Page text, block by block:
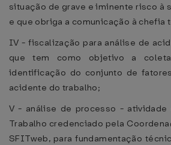
situação de grave e iminente risco à
e que obriga a comunicação à chefia
IV - fiscalização para análise de
que tem como objetivo a
identificação do conjunto de
acidente do trabalho;
V - análise de processo -
Trabalho credenciado pela
SFITweb, para fundamentação